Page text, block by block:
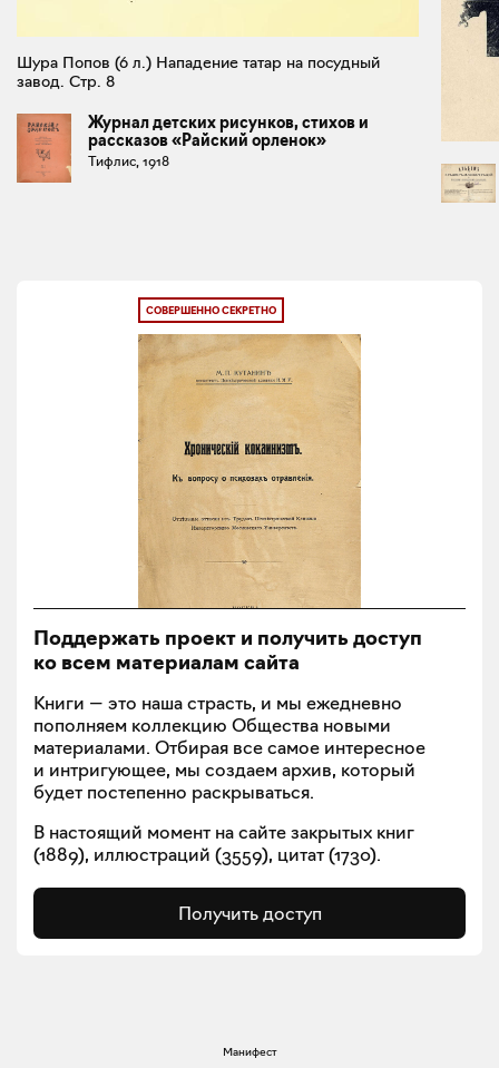
Шура Попов (6 л.) Нападение татар на посудный
завод. Стр. 8
Журнал детских рисунков, стихов и
рассказов «Райский орленок»
Тифлис, 1918
СОВЕРШЕННО СЕКРЕТНО
Поддержать проект и получить доступ
ко всем материалам сайта
Книги — это наша страсть, и мы ежедневно
пополняем коллекцию Общества новыми
материалами. Отбирая все самое интересное
и интригующее, мы создаем архив, который
будет постепенно раскрываться.
В настоящий момент на сайте закрытых книг
(1889), иллюстраций (3559), цитат (1730).
Получить доступ
Манифест